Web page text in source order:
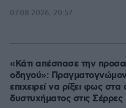
07.08.2026, 20:57
«Κάτι απέσπασε την
οδηγού»:
επιχειρεί να ρίξει φως στα
δυστυχήματος στις Σέρρες